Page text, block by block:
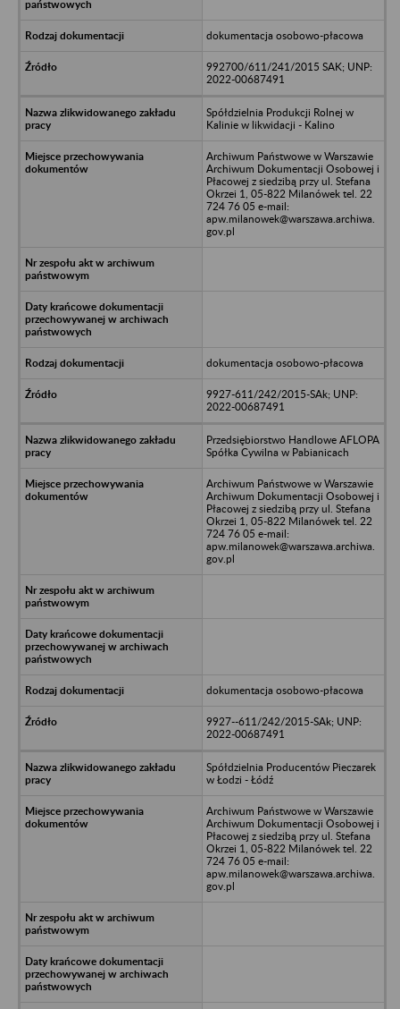
dokumentacja osobowo-płacowa
992700/611/241/2015 SAK; UNP:
2022-00687491
Spółdzielnia Produkcji Rolnej w
Kalinie w likwidacji - Kalino
Archiwum Państwowe w Warszawie
Archiwum Dokumentacji Osobowej i
Płacowej z siedzibą przy ul. Stefana
Okrzei 1, 05-822 Milanówek tel. 22
724 76 05 e-mail:
apw.milanowek@warszawa.archiwa.
gov.pl
dokumentacja osobowo-płacowa
9927-611/242/2015-SAk; UNP:
2022-00687491
Przedsiębiorstwo Handlowe AFLOPA
Spółka Cywilna w Pabianicach
Archiwum Państwowe w Warszawie
Archiwum Dokumentacji Osobowej i
Płacowej z siedzibą przy ul. Stefana
Okrzei 1, 05-822 Milanówek tel. 22
724 76 05 e-mail:
apw.milanowek@warszawa.archiwa.
gov.pl
dokumentacja osobowo-płacowa
9927--611/242/2015-SAk; UNP:
2022-00687491
Spółdzielnia Producentów Pieczarek
w Łodzi - Łódź
Archiwum Państwowe w Warszawie
Archiwum Dokumentacji Osobowej i
Płacowej z siedzibą przy ul. Stefana
Okrzei 1, 05-822 Milanówek tel. 22
724 76 05 e-mail:
apw.milanowek@warszawa.archiwa.
gov.pl